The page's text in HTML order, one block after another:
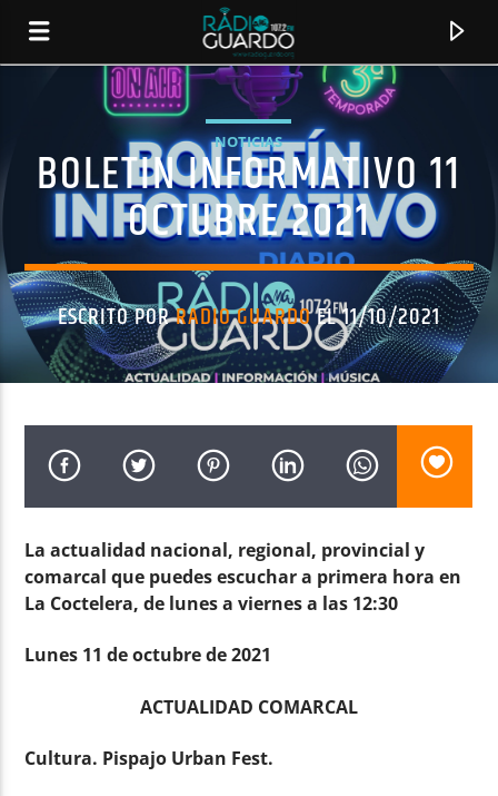
TÍTULO
ARTISTA
Radio AMGu
NOTICIAS
BOLETIN INFORMATIVO 11
OCTUBRE 2021
ESCRITO PORRADIO GUARDOEL 11/10/2021
La actualidad nacional, regional, provincial y
comarcal que puedes escuchar a primera hora en
La Coctelera, de lunes a viernes a las 12:30
Lunes 11 de octubre de 2021
ACTUALIDAD COMARCAL
Cultura. Pispajo Urban Fest.